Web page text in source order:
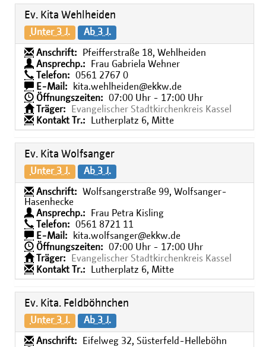
Ev. Kita Wehlheiden
Unter 3 J. Ab 3 J.
Anschrift:
Pfeifferstraße 18, Wehlheiden
Ansprechp.:
Frau Gabriela Wehner
Telefon:
0561 2767 0
E-Mail:
kita.wehlheiden@ekkw.de
Öffnungszeiten:
07:00 Uhr - 17:00 Uhr
Träger:
Evangelischer Stadtkirchenkreis Kassel
Kontakt Tr.:
Lutherplatz 6, Mitte
Ev. Kita Wolfsanger
Unter 3 J. Ab 3 J.
Anschrift:
Wolfsangerstraße 99, Wolfsanger-
Hasenhecke
Ansprechp.:
Frau Petra Kisling
Telefon:
0561 8721 11
E-Mail:
kita.wolfsanger@ekkw.de
Öffnungszeiten:
07:00 Uhr - 17:00 Uhr
Träger:
Evangelischer Stadtkirchenkreis Kassel
Kontakt Tr.:
Lutherplatz 6, Mitte
Ev. Kita. Feldböhnchen
Unter 3 J. Ab 3 J.
Anschrift:
Eifelweg 32, Süsterfeld-Helleböhn